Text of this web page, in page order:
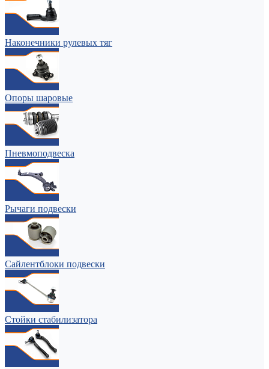
Наконечники рулевых тяг
Опоры шаровые
Пневмоподвеска
Рычаги подвески
Сайлентблоки подвески
Стойки стабилизатора